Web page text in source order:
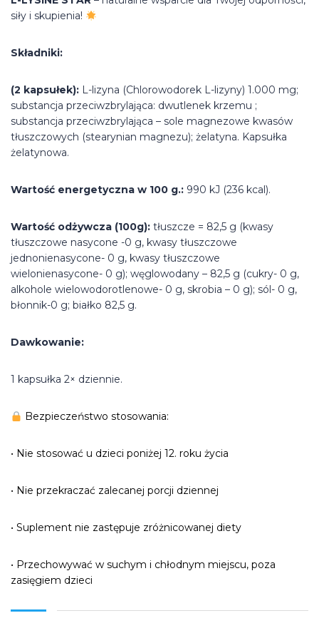
siły i skupienia!
Składniki:
(2 kapsułek): L-lizyna (Chlorowodorek L-lizyny) 1.000 mg;
substancja przeciwzbrylająca: dwutlenek krzemu ;
substancja przeciwzbrylająca – sole magnezowe kwasów
tłuszczowych (stearynian magnezu); żelatyna. Kapsułka
żelatynowa.
Wartość energetyczna w 100 g.: 990 kJ (236 kcal).
Wartość odżywcza (100g): tłuszcze = 82,5 g (kwasy
tłuszczowe nasycone -0 g, kwasy tłuszczowe
jednonienasycone- 0 g, kwasy tłuszczowe
wielonienasycone- 0 g); węglowodany – 82,5 g (cukry- 0 g,
alkohole wielowodorotlenowe- 0 g, skrobia – 0 g); sól- 0 g,
błonnik-0 g; białko 82,5 g.
Dawkowanie:
1 kapsułka 2× dziennie.
Bezpieczeństwo stosowania:
• Nie stosować u dzieci poniżej 12. roku życia
• Nie przekraczać zalecanej porcji dziennej
• Suplement nie zastępuje zróżnicowanej diety
• Przechowywać w suchym i chłodnym miejscu, poza
zasięgiem dzieci